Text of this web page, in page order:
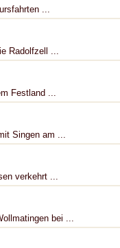
...
Radolfzell ...
Festland ...
Singen am ...
verkehrt ...
bei ...